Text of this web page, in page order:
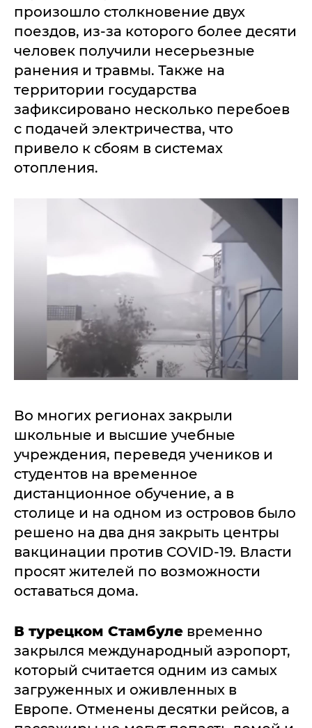
произошло столкновение двух
поездов, из-за которого более десяти
человек получили несерьезные
ранения и травмы. Также на
территории государства
зафиксировано несколько перебоев
с подачей электричества, что
привело к сбоям в системах
отопления.
Во многих регионах закрыли
школьные и высшие учебные
учреждения, переведя учеников и
студентов на временное
дистанционное обучение, а в
столице и на одном из островов было
решено на два дня закрыть центры
вакцинации против COVID-19. Власти
просят жителей по возможности
оставаться дома.
В турецком Стамбуле временно
закрылся международный аэропорт,
который считается одним из самых
загруженных и оживленных в
Европе. Отменены десятки рейсов, а